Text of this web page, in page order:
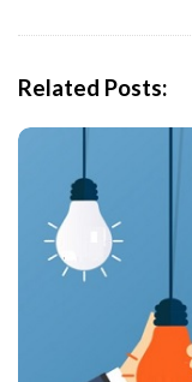
Related Posts: